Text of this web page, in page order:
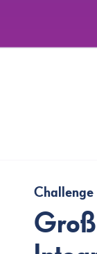
Challenge